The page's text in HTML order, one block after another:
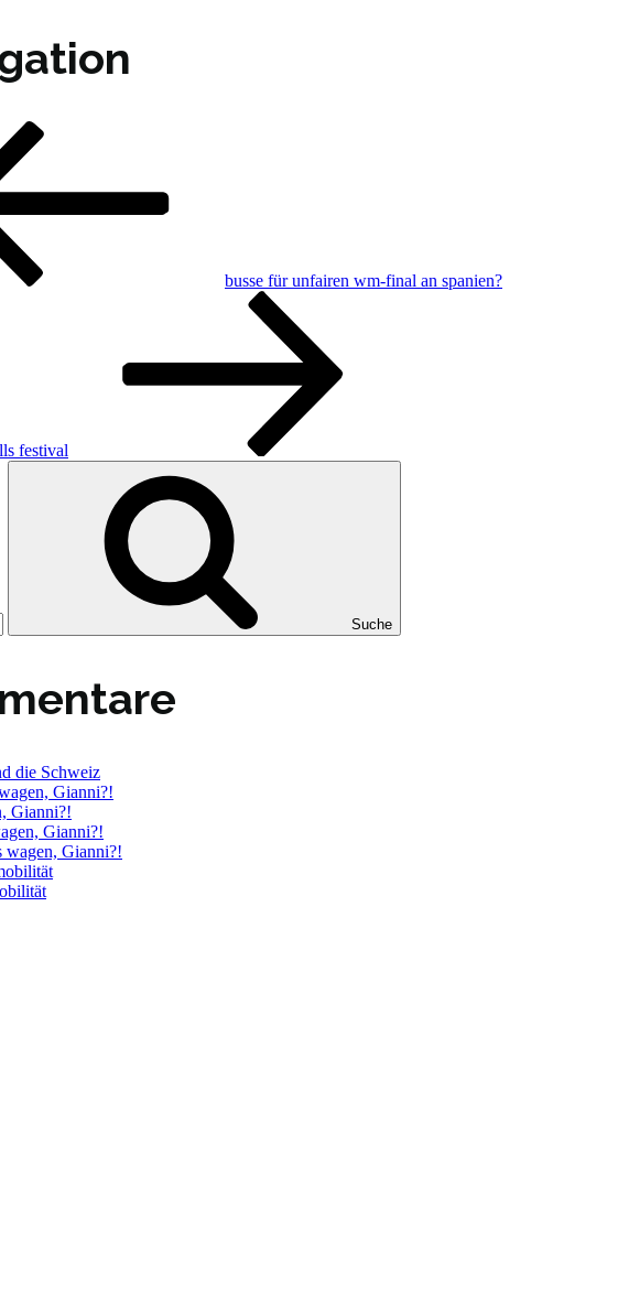
busse für unfairen wm-final an spanien?
festival
Suche
die Schweiz
Gianni?!
Gianni?!
Gianni?!
wagen, Gianni?!